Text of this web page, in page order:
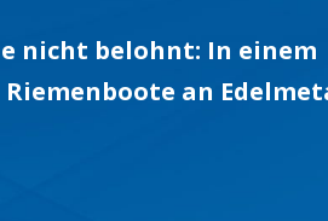
nicht belohnt: In einem
an